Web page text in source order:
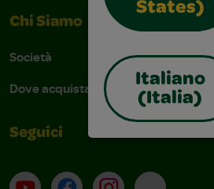
States)
Italiano
(Italia)
Chi Siamo
Società
Dove acquistare
Seguici
Su YouTube
ContattiProfilo Instagram
Email